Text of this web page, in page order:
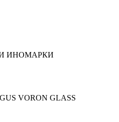
ИНОМАРКИ
VORON GLASS